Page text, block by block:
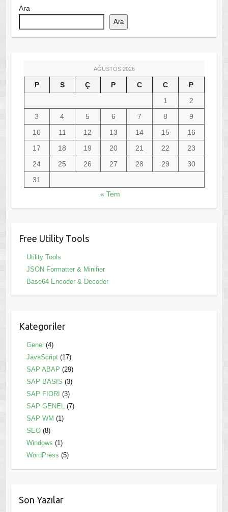
Ara
Ara
AĞUSTOS 2026
P S Ç P C C
P
1
2
3
4 5 6 7 8
9
10
11 12 13 14 15
16
17
18 19 20 21 22
23
24
25 26 27 28 29
30
31
« Tem
Free Utility Tools
Utility Tools
JSON Formatter & Minifier
Base64 Encoder & Decoder
Kategoriler
Genel (4)
JavaScript(17)
SAP ABAP (29)
SAP BASIS (3)
SAP FIORI (3)
SAP GENEL
(7)
SAP WM (1)
SEO(8)
Windows (1)
WordPress (5)
Son Yazılar